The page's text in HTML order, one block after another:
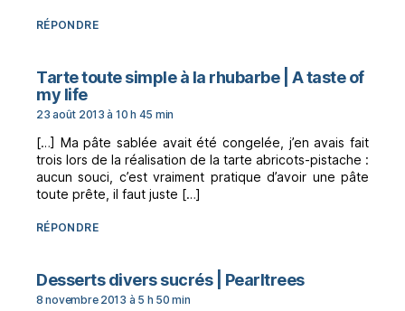
RÉPONDRE
Tarte toute simple à la rhubarbe | A taste of
my lifedit :
23 août 2013 à 10 h 45 min
[…] Ma pâte sablée avait été congelée, j’en avais fait
trois lors de la réalisation de la tarte abricots-pistache :
aucun souci, c’est vraiment pratique d’avoir une pâte
toute prête, il faut juste […]
RÉPONDRE
Desserts divers sucrés | Pearltreesdit :
8 novembre 2013 à 5 h 50 min